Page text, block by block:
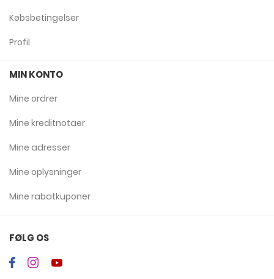
Købsbetingelser
Profil
MIN KONTO
Mine ordrer
Mine kreditnotaer
Mine adresser
Mine oplysninger
Mine rabatkuponer
FØLG OS